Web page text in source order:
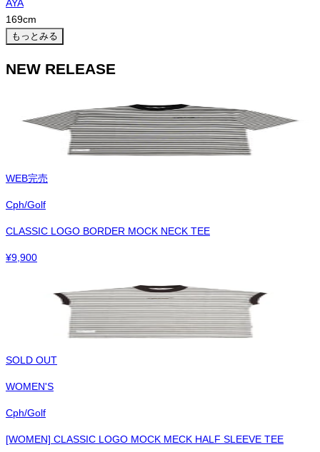
AYA
169cm
もっとみる
NEW RELEASE
WEB完売
Cph/Golf
CLASSIC LOGO BORDER MOCK NECK TEE
¥9,900
SOLD OUT
WOMEN'S
Cph/Golf
[WOMEN] CLASSIC LOGO MOCK MECK HALF SLEEVE TEE